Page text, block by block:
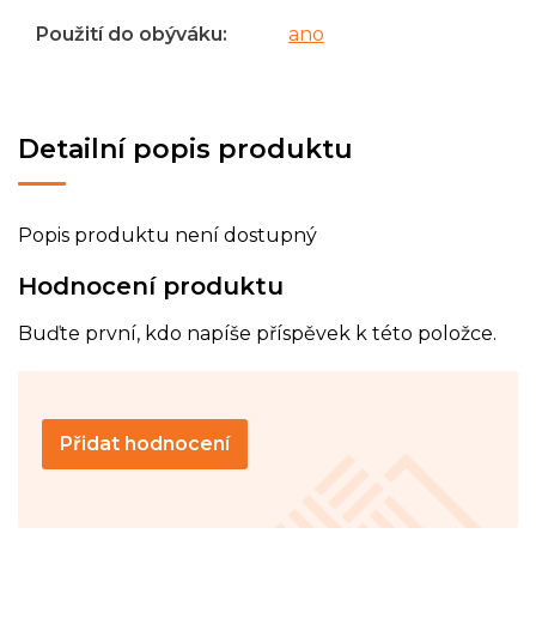
Detailní popis produktu
Popis produktu není dostupný
Použití do obýváku: ano
Hodnocení produktu
Buďte první, kdo napíše příspěvek k této položce.
Přidat hodnocení